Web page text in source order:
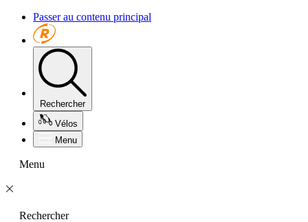
Passer au contenu principal
Rechercher
Vélos
Menu
Menu
Rechercher